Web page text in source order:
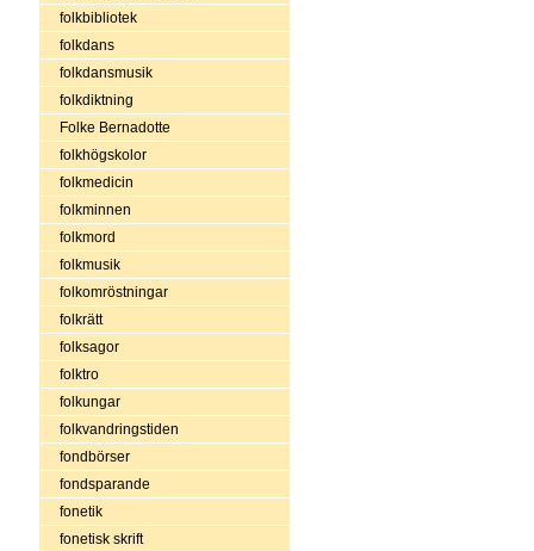
folkbibliotek
folkdans
folkdansmusik
folkdiktning
Folke Bernadotte
folkhögskolor
folkmedicin
folkminnen
folkmord
folkmusik
folkomröstningar
folkrätt
folksagor
folktro
folkungar
folkvandringstiden
fondbörser
fondsparande
fonetik
fonetisk skrift